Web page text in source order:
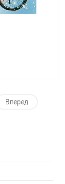
Вперед